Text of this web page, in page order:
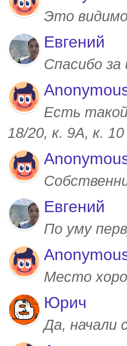
Это
Евгений
Спасибо
Есть
18/20, к. 9А, к.
Евгений
По уму
Место
Юрич
Да, начали